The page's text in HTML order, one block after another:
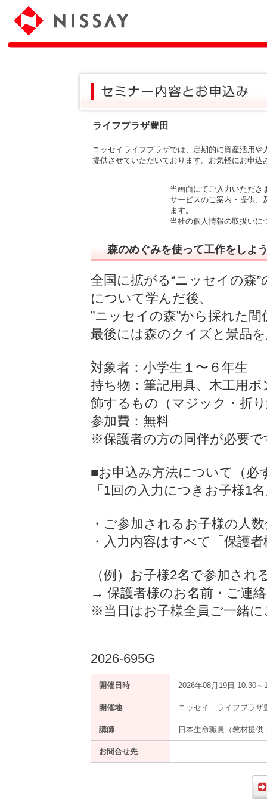
ライフプラザ豊田
ニッセイライフプラザでは、定期的に資産活用
提供させていただいております。お気軽にお申込
当画面にてご入力いただき
サービスのご案内・提供、
ます。
当社の個人情報の取扱いに
森のめぐみを使って工作をしよ
全国に拡がる“ニッセイの森
について学んだ後、
”ニッセイの森”から採れた
最後には森のクイズと景品
対象者：小学生１〜６年生
持ち物：筆記用具、木工用
飾するもの（マジック・折
参加費：無料
※保護者の方の同伴が必要で
■お申込み方法について（必
「1回の入力につきお子様1
・ご参加されるお子様の人
・入力内容はすべて「保護
（例）お子様2名で参加され
→ 保護者様のお名前・ご連
※当日はお子様全員ご一緒
2026-695G
開催日時 2026年08月19日 10:30
開催地 ニッセイ ライフプラザ
講師 日本生命職員（教材提
お問合せ先